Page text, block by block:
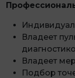
Владеет
Владеет
Подбор